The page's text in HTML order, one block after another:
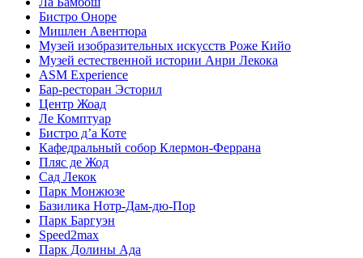
Бистро Оноре
Мишлен Авентюра
Музей изобразительных искусств Роже Кийо
Музей естественной истории Анри Лекока
ASM Experience
Бар-ресторан Эсторил
Центр Жоад
Ле Комптуар
Бистро д’а Коте
Кафедральный собор Клермон-Феррана
Пляс де Жод
Сад Лекок
Парк Монжюзе
Базилика Нотр-Дам-дю-Пор
Парк Баргуэн
Speed2max
Парк Долины Ада